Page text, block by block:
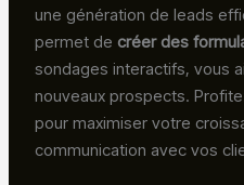
une génération de leads
permet de créer des
sondages interactifs, vous
nouveaux prospects.
pour maximiser votre
communication avec vos